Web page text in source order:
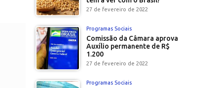
27 de fevereiro de 2022
Programas Sociais
Comissão da Câmara aprova
Auxílio permanente de R$
1.200
27 de fevereiro de 2022
Programas Sociais